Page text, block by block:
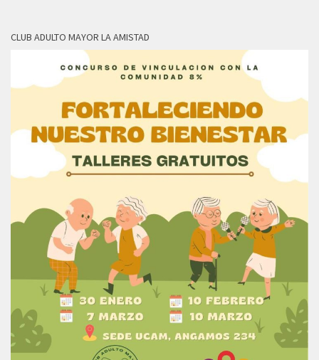
CLUB ADULTO MAYOR LA AMISTAD